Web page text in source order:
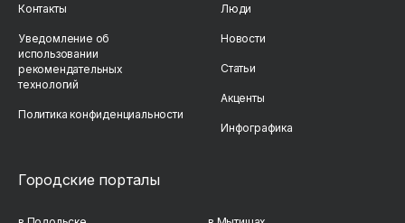
Контакты
Уведомление об
использовании
рекомендательных
технологий
Политика конфиденциальности
Люди
Новости
Статьи
Акценты
Инфографика
Городские порталы